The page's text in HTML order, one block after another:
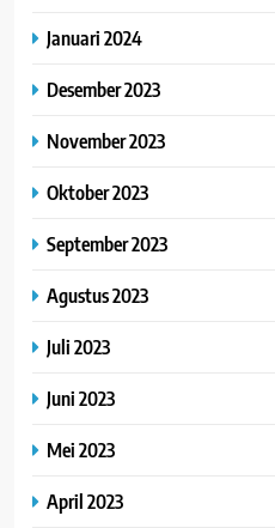
Januari 2024
Desember 2023
November 2023
Oktober 2023
September 2023
Agustus 2023
Juli 2023
Juni 2023
Mei 2023
April 2023